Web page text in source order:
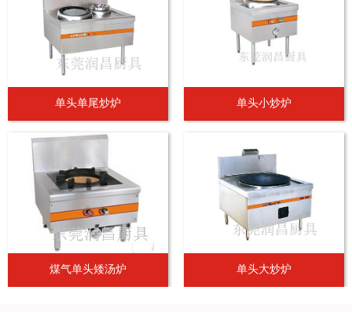
单头单尾炒炉 单头小炒炉
煤气单头矮汤炉 单头大炒炉